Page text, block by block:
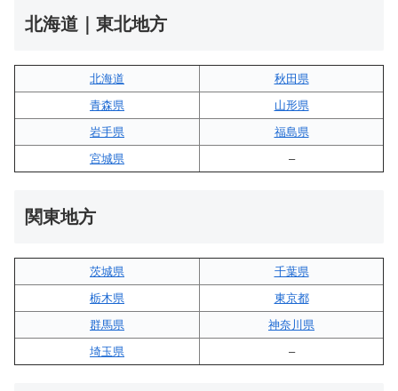
北海道｜東北地方
北海道
秋田県
青森県
山形県
岩手県
福島県
宮城県
–
関東地方
茨城県
千葉県
栃木県
東京都
群馬県
神奈川県
埼玉県
–